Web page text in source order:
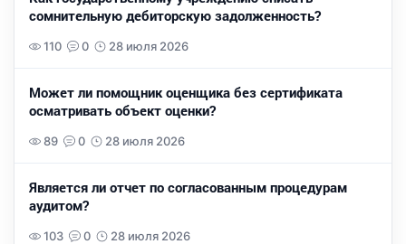
сомнительную дебиторскую задолженность?
110 0 28 июля 2026
Может ли помощник оценщика без сертификата
осматривать объект оценки?
89 0 28 июля 2026
Является ли отчет по согласованным процедурам
аудитом?
103 0 28 июля 2026